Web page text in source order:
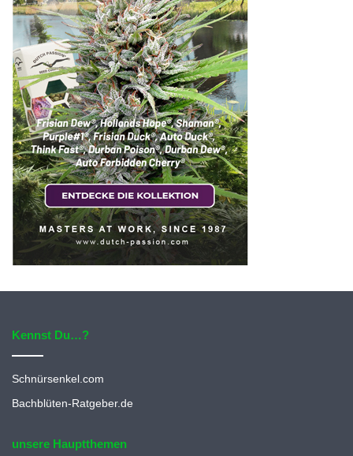
Kennst Du…?
Schnürsenkel.com
Bachblüten-Ratgeber.de
unsere Hauptthemen